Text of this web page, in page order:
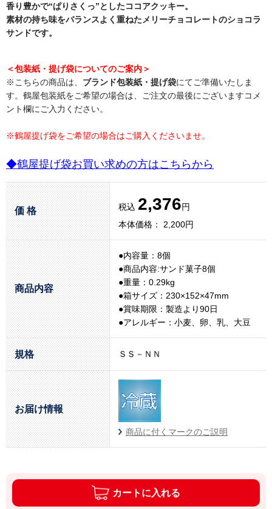
香り豊かで“ぱりさくっ”としたココアクッキー。
素材の持ち味をバランスよく重ねたメリーチョコレートのショコラ
サンドです。
＜包装紙・提げ袋についてのご案内＞
※こちらの商品は、 ブランド包装紙・提げ袋にてご準備いたしま
す。鶴屋包装紙をご希望の場合は、ご注文の最後にございますコメ
ント欄にご入力ください。
※鶴屋提げ袋をご希望の場合はご購入くださいませ。
◆鶴屋提げ袋お買い求めの方はこちらから
価 格 税込 2,376円
本体価格： 2,200円
商品内容
●内容量：8個
●商品内容:サンド菓子8個
●重量：0.29kg
●箱サイズ：230×152×47mm
●賞味期限：製造より90日
●アレルギー：小麦、卵、乳、大豆
規格 ＳＳ－ＮＮ
お届け情報
商品に付くマークのご説明
カートに入れる